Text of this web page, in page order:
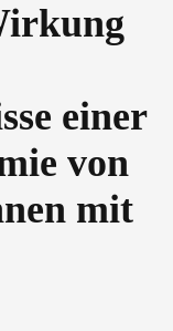
einer
von
mit